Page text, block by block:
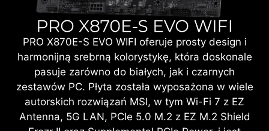
PRO X870E-S EVO WIFI oferuje prosty design i
harmonijną srebrną kolorystykę, która doskonale
pasuje zarówno do białych, jak i czarnych
zestawów PC. Płyta została wyposażona w wiele
autorskich rozwiązań MSI, w tym Wi-Fi 7 z EZ
Antenna, 5G LAN, PCIe 5.0 M.2 z EZ M.2 Shield